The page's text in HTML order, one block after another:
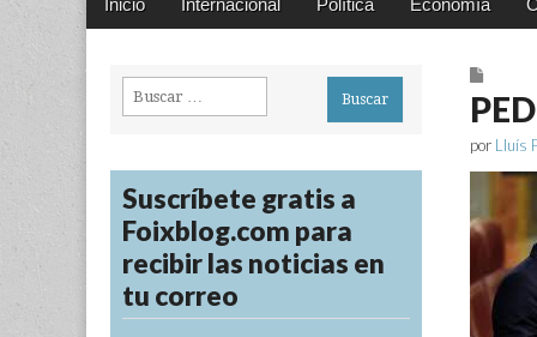
Inicio Internacional Política Economía
por Lluís
Buscar:
Suscríbete gratis a
Foixblog.com para
recibir las noticias en
tu correo